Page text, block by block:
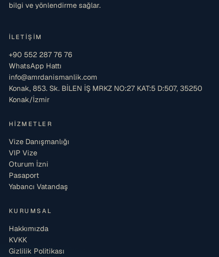
bilgi ve yönlendirme sağlar.
İLETIŞIM
+90 552 287 76 76
WhatsApp Hattı
info@amrdanismanlik.com
Konak, 853. Sk. BİLEN İŞ MRKZ NO:27 KAT:5 D:507, 35250
Konak/İzmir
HIZMETLER
Vize Danışmanlığı
VIP Vize
Oturum İzni
Pasaport
Yabancı Vatandaş
KURUMSAL
Hakkımızda
KVKK
Gizlilik Politikası